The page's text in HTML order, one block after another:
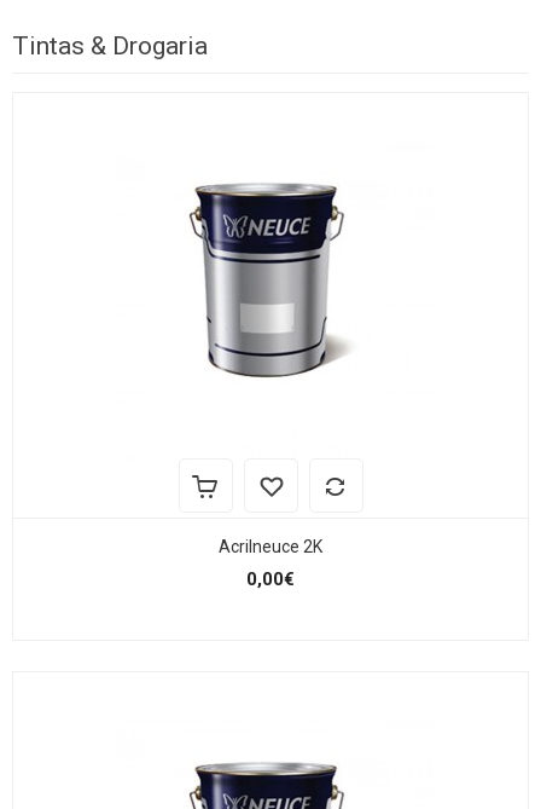
Tintas & Drogaria
Acrilneuce 2K
0,00€